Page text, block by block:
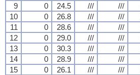
9
0 24.5 /// ///
10
0 26.8 /// ///
11
0 28.6 /// ///
12
0 29.0 /// ///
13
0 30.3 /// ///
14
0 28.9 /// ///
15
0 26.1 /// ///